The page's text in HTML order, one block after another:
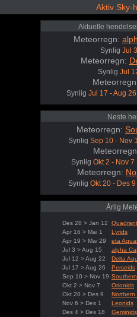
Aktiv Sky-
Aktuelle
Meteorregn:
Synlig Jul
Meteorregn:
Synlig Jul
Synlig Jul 17 - Aug 26
Neste
Meteorregn:
Synlig Sep 10 - Nov
Synlig Okt 2 - Nov 7
Meteorregn:
Synlig Okt 20 - Des 9
Årlig
Des 28 > Jan 12
Apr 16 > Mai 1
Lyrids
Apr 19 > Mai 29
eta
Jul 3 > Aug 15
alpha
Jul 12 > Aug 22
Delta
Jul 17 > Aug 26
Perseids
Sep 10 > Nov 19
Okt 2 > Nov 7
Orionids
Okt 20 > Des 9
Northern
Nov 6 > Des 1
Leonids
Des 4 > Des 18
Geminids